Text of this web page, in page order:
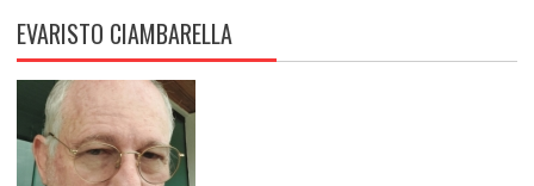
EVARISTO CIAMBARELLA